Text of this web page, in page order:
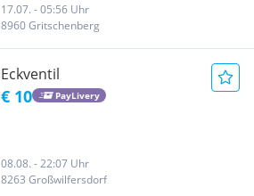
17.07. - 05:56 Uhr
8960 Gritschenberg
Eckventil
€ 10 PayLivery
08.08. - 22:07 Uhr
8263 Großwilfersdorf